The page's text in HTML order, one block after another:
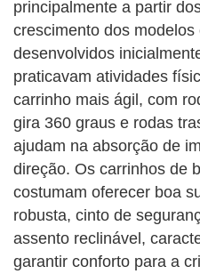
principalmente a partir
crescimento dos modelos
desenvolvidos
praticavam atividades
carrinho mais ágil, com
gira 360 graus e rodas
ajudam na absorção de
direção. Os carrinhos de
costumam oferecer boa
robusta, cinto de
assento reclinável,
garantir conforto para a